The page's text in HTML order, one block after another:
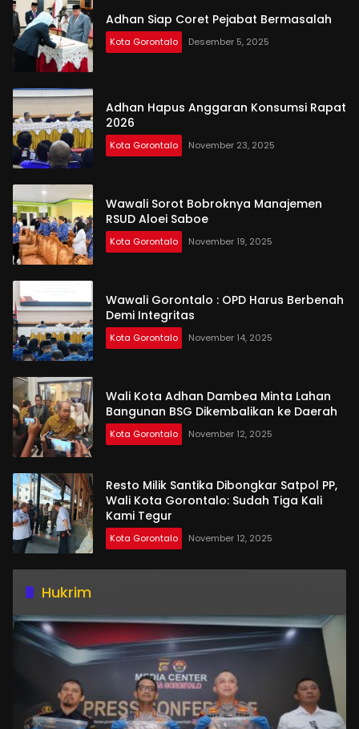
Adhan Siap Coret Pejabat Bermasalah
Kota Gorontalo Desember 5, 2025
Adhan Hapus Anggaran Konsumsi Rapat
2026
Kota Gorontalo November 23, 2025
Wawali Sorot Bobroknya Manajemen
RSUD Aloei Saboe
Kota Gorontalo November 19, 2025
Wawali Gorontalo : OPD Harus Berbenah
Demi Integritas
Kota Gorontalo November 14, 2025
Wali Kota Adhan Dambea Minta Lahan
Bangunan BSG Dikembalikan ke Daerah
Kota Gorontalo November 12, 2025
Resto Milik Santika Dibongkar Satpol PP,
Wali Kota Gorontalo: Sudah Tiga Kali
Kami Tegur
Kota Gorontalo November 12, 2025
Hukrim